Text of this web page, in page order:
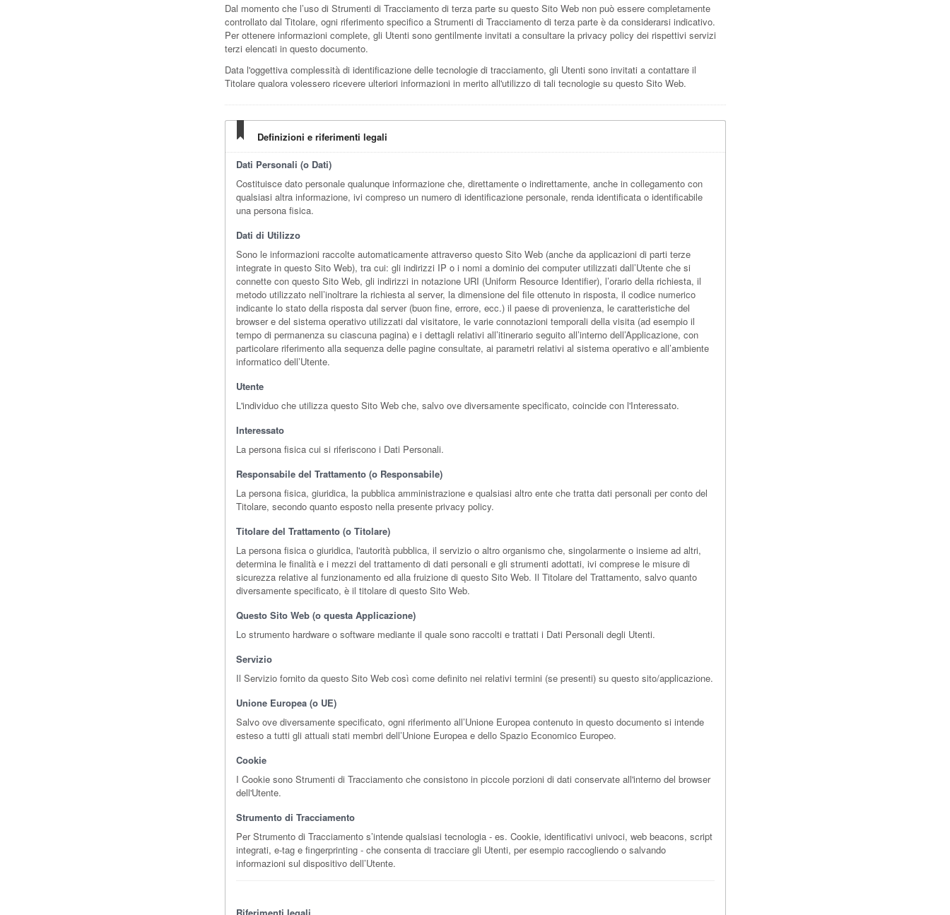
Dal momento che l’uso di Strumenti di Tracciamento di terza parte su questo Sito Web non può essere completamente
controllato dal Titolare, ogni riferimento specifico a Strumenti di Tracciamento di terza parte è da considerarsi indicativo.
Per ottenere informazioni complete, gli Utenti sono gentilmente invitati a consultare la privacy policy dei rispettivi servizi
terzi elencati in questo documento.
Data l'oggettiva complessità di identificazione delle tecnologie di tracciamento, gli Utenti sono invitati a contattare il
Titolare qualora volessero ricevere ulteriori informazioni in merito all'utilizzo di tali tecnologie su questo Sito Web.
Definizioni e riferimenti legali
Dati Personali (o Dati)
Costituisce dato personale qualunque informazione che, direttamente o indirettamente, anche in collegamento con
qualsiasi altra informazione, ivi compreso un numero di identificazione personale, renda identificata o identificabile
una persona fisica.
Dati di Utilizzo
Sono le informazioni raccolte automaticamente attraverso questo Sito Web (anche da applicazioni di parti terze
integrate in questo Sito Web), tra cui: gli indirizzi IP o i nomi a dominio dei computer utilizzati dall’Utente che si
connette con questo Sito Web, gli indirizzi in notazione URI (Uniform Resource Identifier), l’orario della richiesta, il
metodo utilizzato nell’inoltrare la richiesta al server, la dimensione del file ottenuto in risposta, il codice numerico
indicante lo stato della risposta dal server (buon fine, errore, ecc.) il paese di provenienza, le caratteristiche del
browser e del sistema operativo utilizzati dal visitatore, le varie connotazioni temporali della visita (ad esempio il
tempo di permanenza su ciascuna pagina) e i dettagli relativi all’itinerario seguito all’interno dell’Applicazione, con
particolare riferimento alla sequenza delle pagine consultate, ai parametri relativi al sistema operativo e all’ambiente
informatico dell’Utente.
Utente
L'individuo che utilizza questo Sito Web che, salvo ove diversamente specificato, coincide con l'Interessato.
Interessato
La persona fisica cui si riferiscono i Dati Personali.
Responsabile del Trattamento (o Responsabile)
La persona fisica, giuridica, la pubblica amministrazione e qualsiasi altro ente che tratta dati personali per conto del
Titolare, secondo quanto esposto nella presente privacy policy.
Titolare del Trattamento (o Titolare)
La persona fisica o giuridica, l'autorità pubblica, il servizio o altro organismo che, singolarmente o insieme ad altri,
determina le finalità e i mezzi del trattamento di dati personali e gli strumenti adottati, ivi comprese le misure di
sicurezza relative al funzionamento ed alla fruizione di questo Sito Web. Il Titolare del Trattamento, salvo quanto
diversamente specificato, è il titolare di questo Sito Web.
Questo Sito Web (o questa Applicazione)
Lo strumento hardware o software mediante il quale sono raccolti e trattati i Dati Personali degli Utenti.
Servizio
Il Servizio fornito da questo Sito Web così come definito nei relativi termini (se presenti) su questo sito/applicazione.
Unione Europea (o UE)
Salvo ove diversamente specificato, ogni riferimento all’Unione Europea contenuto in questo documento si intende
esteso a tutti gli attuali stati membri dell’Unione Europea e dello Spazio Economico Europeo.
Cookie
I Cookie sono Strumenti di Tracciamento che consistono in piccole porzioni di dati conservate all'interno del browser
dell'Utente.
Strumento di Tracciamento
Per Strumento di Tracciamento s’intende qualsiasi tecnologia - es. Cookie, identificativi univoci, web beacons, script
integrati, e-tag e fingerprinting - che consenta di tracciare gli Utenti, per esempio raccogliendo o salvando
informazioni sul dispositivo dell’Utente.